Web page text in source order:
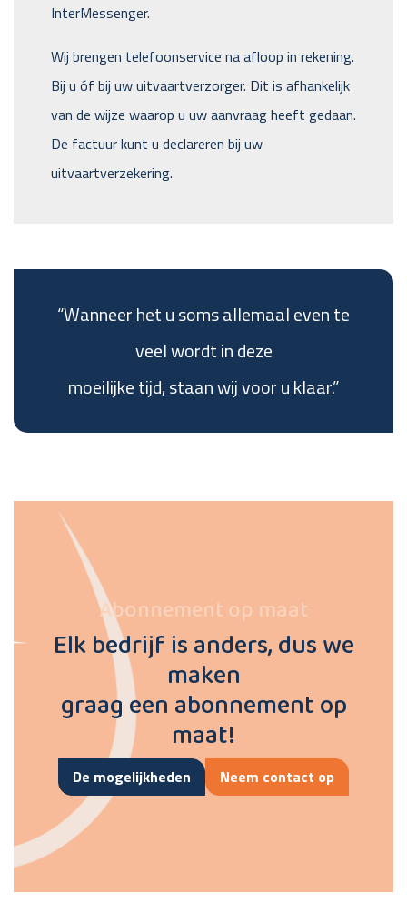
InterMessenger.
Wij brengen telefoonservice na afloop in rekening.
Bij u óf bij uw uitvaartverzorger. Dit is afhankelijk
van de wijze waarop u uw aanvraag heeft gedaan.
De factuur kunt u declareren bij uw
uitvaartverzekering.
“Wanneer het u soms allemaal even te
veel wordt in deze
moeilijke tijd, staan wij voor u klaar.”
Abonnement op maat
Elk bedrijf is anders, dus we
maken
graag een abonnement op
maat!
De mogelijkheden Neem contact op